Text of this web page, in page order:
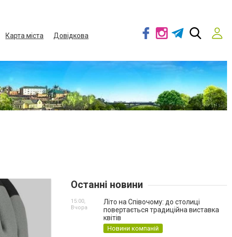
Карта міста
Довідкова
Останні новини
Літо на Співочому: до столиці
повертається традиційна виставка
квітів
Новини компаній
15:00,
Вчора